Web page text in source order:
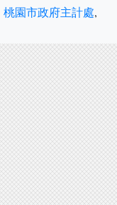
桃園市政府主計處,